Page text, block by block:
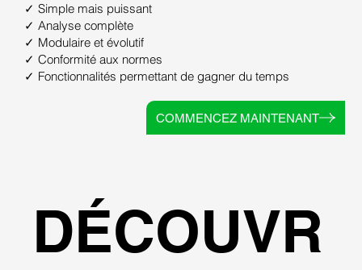
✓ Simple mais puissant
✓ Analyse complète
✓ Modulaire et évolutif
✓ Conformité aux normes
✓ Fonctionnalités permettant de gagner du temps
COMMENCEZ MAINTENANT
DÉCOUVR